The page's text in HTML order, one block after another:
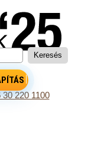
30 220 1100